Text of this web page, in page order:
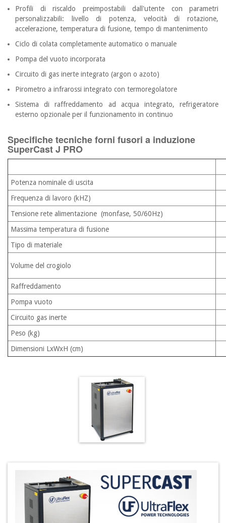
Profili di riscaldo preimpostabili dall'utente con parametri
personalizzabili: livello di potenza, velocità di rotazione,
accelerazione, temperatura di fusione, tempo di mantenimento
Ciclo di colata completamente automatico o manuale
Pompa del vuoto incorporata
Circuito di gas inerte integrato (argon o azoto)
Pirometro a infrarossi integrato con termoregolatore
Sistema di raffreddamento ad acqua integrato, refrigeratore
esterno opzionale per il funzionamento in continuo
Specifiche tecniche forni fusori a induzione
SuperCast J PRO
Potenza nominale di uscita
Frequenza di lavoro (kHZ)
Tensione rete alimentazione (monfase, 50/60Hz)
Massima temperatura di fusione
Tipo di materiale
Volume del crogiolo
Raffreddamento
Pompa vuoto
Circuito gas inerte
Peso (kg)
Dimensioni LxWxH (cm)